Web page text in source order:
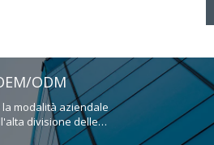
ODM
la modalità aziendale
divisione delle
attività moderne.